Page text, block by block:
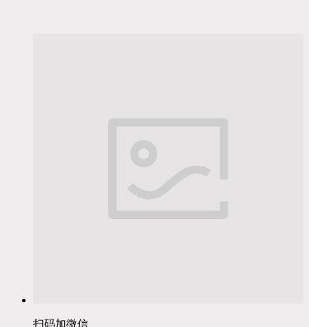
扫码加微信